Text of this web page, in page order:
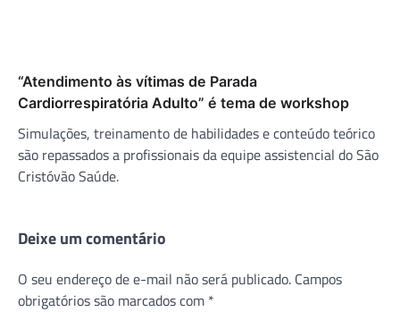
“Atendimento às vítimas de Parada
Cardiorrespiratória Adulto” é tema de workshop
Simulações, treinamento de habilidades e conteúdo teórico
são repassados a profissionais da equipe assistencial do São
Cristóvão Saúde.
Deixe um comentário
O seu endereço de e-mail não será publicado. Campos
obrigatórios são marcados com *